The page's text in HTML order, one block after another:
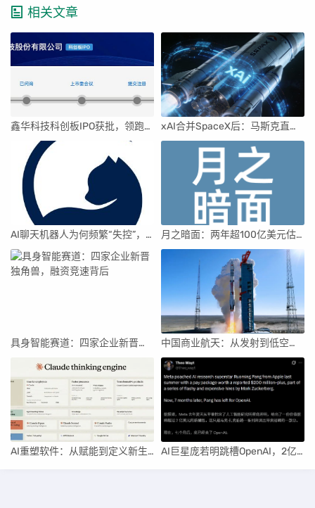
相关文章
鑫华科技科创板IPO获批，领跑国内半导体材料市场 xAI合并SpaceX后：马斯克直接介入，团队压力激增
AI聊天机器人为何频繁“失控”，背后原因及解决方案解析 月之暗面：两年超100亿美元估值，K2.5引领AI新纪元
具身智能赛道：四家企业新晋独角兽，融资竞速背后 中国商业航天：从发射到低空经济，全面加速
AI重塑软件：从赋能到定义新生产关系 AI巨星庞若明跳槽OpenAI，2亿薪酬成焦点